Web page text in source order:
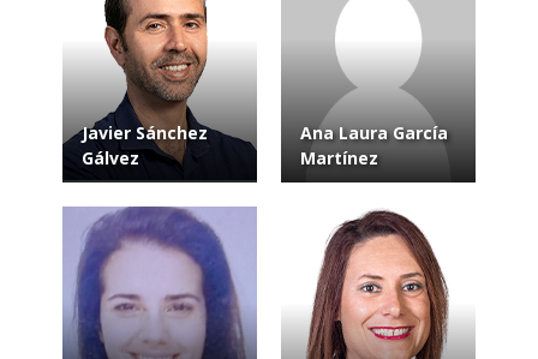
Javier Sánchez
Gálvez
Ana Laura García
Martínez